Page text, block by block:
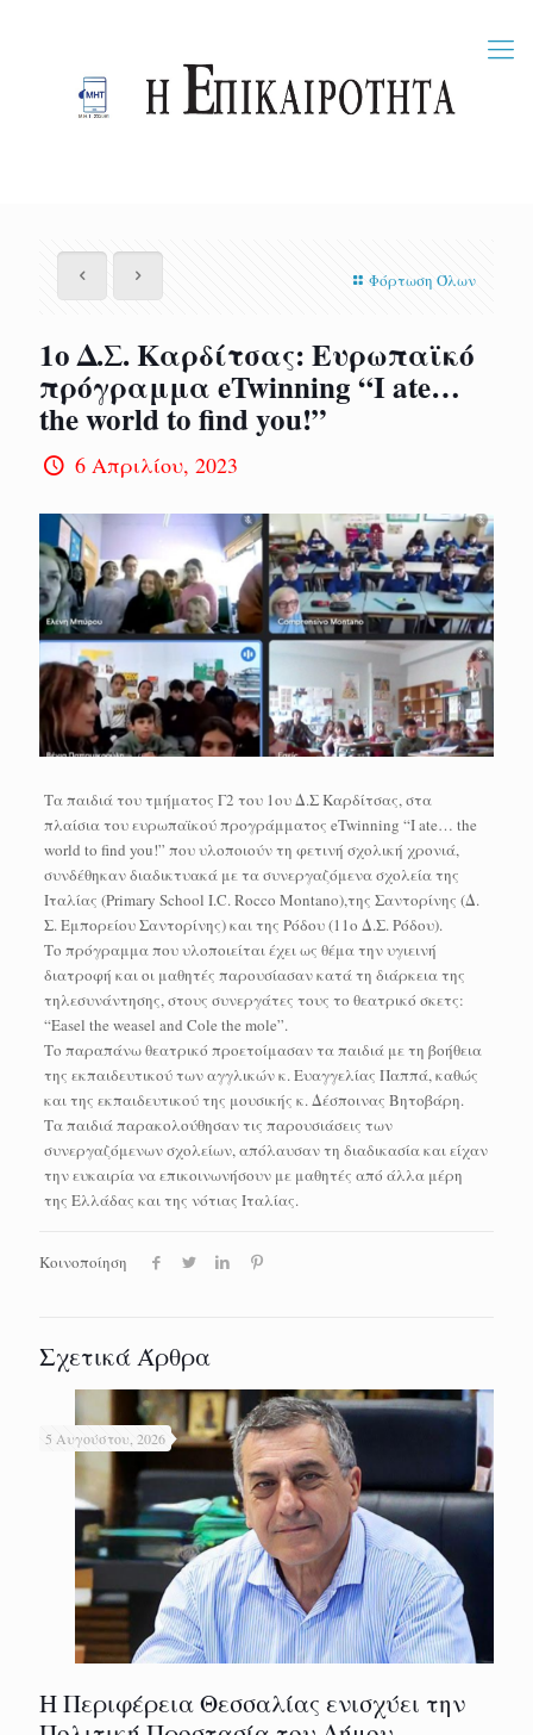
Φόρτωση Όλων
1ο Δ.Σ. Καρδίτσας: Ευρωπαϊκό
πρόγραμμα eTwinning “Ι ate…
the world to find you!”
6 Απριλίου, 2023
Τα παιδιά του τμήματος Γ2 του 1ου Δ.Σ Καρδίτσας, στα
πλαίσια του ευρωπαϊκού προγράμματος eTwinning “I ate… the
world to find you!” που υλοποιούν τη φετινή σχολική χρονιά,
συνδέθηκαν διαδικτυακά με τα συνεργαζόμενα σχολεία της
Ιταλίας (Primary School I.C. Rocco Montano),της Σαντορίνης (Δ.
Σ. Εμπορείου Σαντορίνης) και της Ρόδου (11ο Δ.Σ. Ρόδου).
Το πρόγραμμα που υλοποιείται έχει ως θέμα την υγιεινή
διατροφή και οι μαθητές παρουσίασαν κατά τη διάρκεια της
τηλεσυνάντησης, στους συνεργάτες τους το θεατρικό σκετς:
“Easel the weasel and Cole the mole”.
Το παραπάνω θεατρικό προετοίμασαν τα παιδιά με τη βοήθεια
της εκπαιδευτικού των αγγλικών κ. Ευαγγελίας Παππά, καθώς
και της εκπαιδευτικού της μουσικής κ. Δέσποινας Βητοβάρη.
Τα παιδιά παρακολούθησαν τις παρουσιάσεις των
συνεργαζόμενων σχολείων, απόλαυσαν τη διαδικασία και είχαν
την ευκαιρία να επικοινωνήσουν με μαθητές από άλλα μέρη
της Ελλάδας και της νότιας Ιταλίας.
Κοινοποίηση
Σχετικά Άρθρα
5 Αυγούστου, 2026
Η Περιφέρεια Θεσσαλίας ενισχύει την